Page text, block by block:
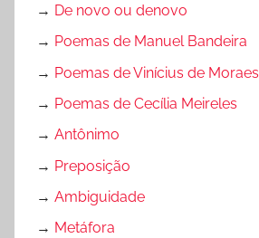
→ De novo ou denovo
→ Poemas de Manuel Bandeira
→ Poemas de Vinícius de Moraes
→ Poemas de Cecília Meireles
→ Antônimo
→ Preposição
→ Ambiguidade
→ Metáfora